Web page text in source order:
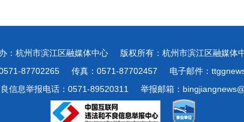
：杭州市滨江区融媒体中心
版权所有：杭州市滨江区融媒体
87702265
传真：0571-87702457
电子邮件：
信息举报电话：0571-89520311
举报邮箱：